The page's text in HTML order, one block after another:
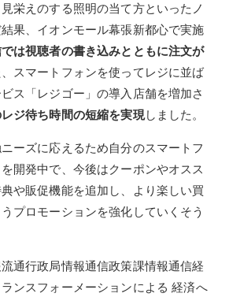
栄えのする照明の当て方といったノ
果、イオンモール幕張新都心で実施
は視聴者の書き込みとともに注文が
、スマートフォンを使ってレジに並ば
ス「レジゴー」の導入店舗を増加さ
ジ待ち時間の短縮を実現しました。
ーズに応えるため自分のスマートフ
開発中で、今後はクーポンやオスス
や販促機能を追加し、より楽しい買
プロモーションを強化していくそう
通行政局情報通信政策課情報通信経
ンスフォーメーションによる 経済へ